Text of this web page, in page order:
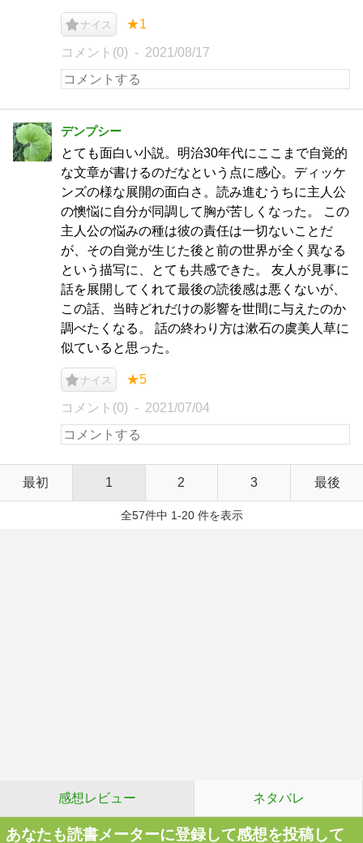
ナイス ★1
コメント(0) 2021/08/17
デンプシー
とても面白い小説。明治30年代にここまで自覚的
な文章が書けるのだなという点に感心。ディッケ
ンズの様な展開の面白さ。読み進むうちに主人公
の懊悩に自分が同調して胸が苦しくなった。 この
主人公の悩みの種は彼の責任は一切ないことだ
が、その自覚が生じた後と前の世界が全く異なる
という描写に、とても共感できた。 友人が見事に
話を展開してくれて最後の読後感は悪くないが、
この話、当時どれだけの影響を世間に与えたのか
調べたくなる。 話の終わり方は漱石の虞美人草に
似ていると思った。
ナイス ★5
コメント(0) 2021/07/04
最初 1 2 3 最後
全57件中 1-20 件を表示
感想レビュー ネタバレ
あなたも読書メーターに登録して感想を投稿して